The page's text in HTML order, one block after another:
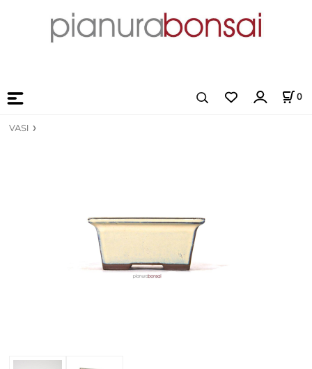
0
VASI